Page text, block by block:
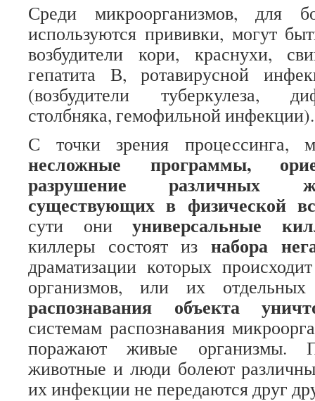
Среди микроорганизмов, для
используются прививки, могут
возбудители кори, краснухи,
гепатита В, ротавирусной
(возбудители туберкулеза,
столбняка, гемофильной инфекции).
С точки зрения процессинга,
несложные программы,
разрушение различных
существующих в физической
сути они универсальные
киллеры состоят из набора
драматизации которых
организмов, или их
распознавания объекта
системам распознавания
поражают живые организмы.
животные и люди болеют
их инфекции не передаются друг